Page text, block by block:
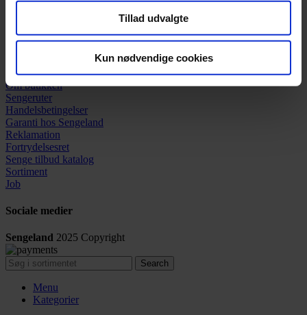
Tillad udvalgte
Kun nødvendige cookies
Fredag:
Søndag:11:00 - 15:00
Om butikken
Sengeruter
Handelsbetingelser
Garanti hos Sengeland
Reklamation
Fortrydelsesret
Senge tilbud katalog
Sortiment
Job
Sociale medier
Sengeland 2025 Copyright
Search
Menu
Kategorier